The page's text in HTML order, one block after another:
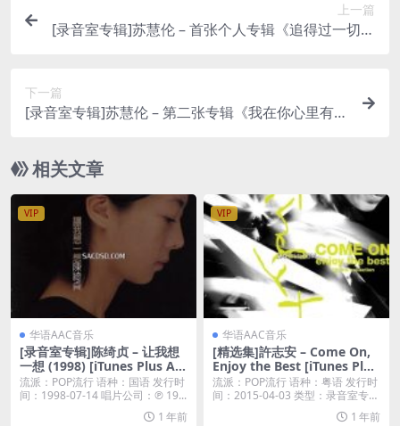
上一篇
[录音室专辑]苏慧伦 – 首张个人专辑《追得过一切》
下一篇
[录音室专辑]苏慧伦 – 第二张专辑《我在你心里有没
相关文章
VIP
华语AAC音乐
[录音室专辑]陈绮贞 – 让我想
一想 (1998) [iTunes Plus AA
C M4A]
流派：POP流行 语种：国语 发行时
间：1998-07-14 唱片公司：℗ 19...
1 年前
VIP
华语AAC音乐
[精选集]許志安 – Come On,
Enjoy the Best [iTunes Plus
M4A]
流派：POP流行 语种：粤语 发行时
间：2015-04-03 类型：录音室专辑
1 年前